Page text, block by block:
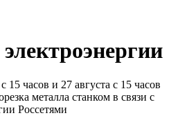
15 часов и 27 августа с 15 часов
металла станком в связи с
Россетями